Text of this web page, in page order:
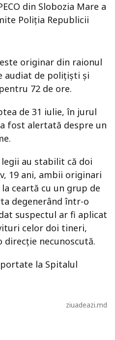
din Slobozia Mare a
Poliția Republicii
originar din raionul
audiat de polițiști și
72 de ore.
de 31 iulie, în jurul
fost alertată despre un
au stabilit că doi
19 ani, ambii originari
ceartă cu un grup de
degenerând într-o
suspectul ar fi aplicat
celor doi tineri,
necunoscută.
la Spitalul
ziuadeazi.md